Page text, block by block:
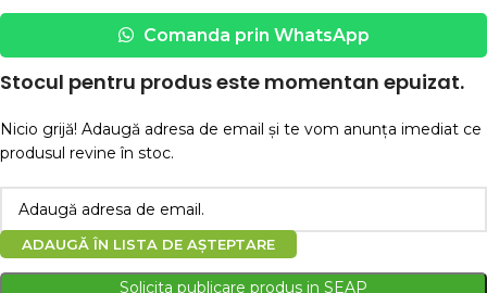
Comanda prin WhatsApp
Stocul pentru produs este momentan epuizat.
Nicio grijă! Adaugă adresa de email și te vom anunța imediat ce
produsul revine în stoc.
ADAUGĂ ÎN LISTA DE AȘTEPTARE
Solicita publicare produs in SEAP